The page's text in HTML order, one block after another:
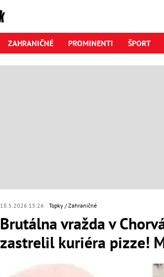
ZAHRANIČNÉ PROMINENTI ŠPORT
18.5.2026 15:26 Topky Zahraničné
Brutálna vražda v
zastrelil kuriéra pizze!